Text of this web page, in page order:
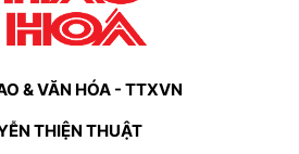
& VĂN HÓA - TTXVN
THIỆN THUẬT